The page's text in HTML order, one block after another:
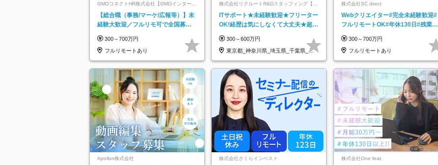
GMOコネクトHR株式会社【GMOインターネ
ットグループ】
【総合職（事務/マーケ/広報等）】未
経験大歓迎／フルリモ可で全国募
★
300～700万円
フルリモートあり
株式会社リクルートR&Dスタッフィング【リ
クルートグループ】
ITサポート★未経験歓迎★フリーター
OK!経歴は気にしなくて大丈夫★超大
300～600万円
東京都_神奈川県_埼玉県_千葉県_大
阪府…
株式会社SC direct
Webクリエイター#完全未経験歓迎#
フルリモートOK#年休130日#残業月
300～700万円
フルリモートあり
Apollon株式会社 株式会社さくらインベスト 株式会社One feat.